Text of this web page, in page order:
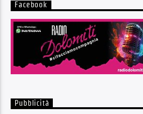
Facebook
Pubblicità